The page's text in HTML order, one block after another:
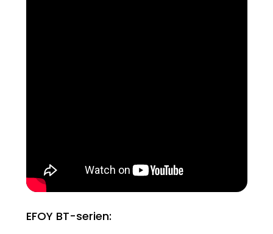
EFOY BT-serien: